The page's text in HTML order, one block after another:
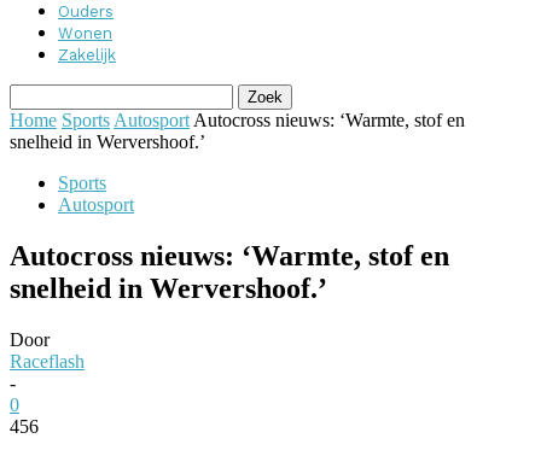
Ouders
Wonen
Zakelijk
Home Sports Autosport Autocross nieuws: ‘Warmte, stof en
snelheid in Wervershoof.’
Sports
Autosport
Autocross nieuws: ‘Warmte, stof en
snelheid in Wervershoof.’
Door
Raceflash
-
0
456